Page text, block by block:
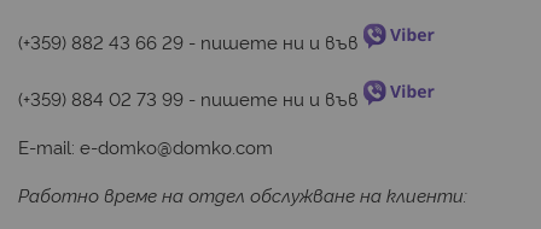
(+359) 882 43 66 29 - пишете ни и във
(+359) 884 02 73 99 - пишете ни и във
E-mail: e-domko@domko.com
Работно време на отдел обслужване на клиенти: